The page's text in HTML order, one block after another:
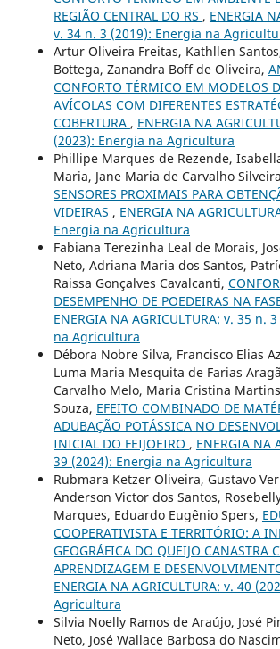
REGIÃO CENTRAL DO RS , ENERGIA
v. 34 n. 3 (2019): Energia na
Artur Oliveira Freitas, Kathllen
Bottega, Zanandra Boff de Oliveira,
CONFORTO TÉRMICO EM MODELOS
AVÍCOLAS COM DIFERENTES
COBERTURA , ENERGIA NA
(2023): Energia na Agricultura
Phillipe Marques de Rezende,
Maria, Jane Maria de Carvalho
SENSORES PROXIMAIS PARA
VIDEIRAS , ENERGIA NA
Energia na Agricultura
Fabiana Terezinha Leal de Morais,
Neto, Adriana Maria dos Santos,
Raissa Gonçalves Cavalcanti,
DESEMPENHO DE POEDEIRAS NA
ENERGIA NA AGRICULTURA: v. 35 n.
na Agricultura
Débora Nobre Silva, Francisco Elias
Luma Maria Mesquita de Farias
Carvalho Melo, Maria Cristina
Souza, EFEITO COMBINADO DE
ADUBAÇÃO POTÁSSICA NO
INICIAL DO FEIJOEIRO , ENERGIA NA
39 (2024): Energia na Agricultura
Rubmara Ketzer Oliveira, Gustavo
Anderson Victor dos Santos,
Marques, Eduardo Eugênio Spers,
COOPERATIVISTA E TERRITÓRIO: A
GEOGRÁFICA DO QUEIJO CANASTRA
APRENDIZAGEM E
ENERGIA NA AGRICULTURA: v. 40
Agricultura
Silvia Noelly Ramos de Araújo, José
Neto, José Wallace Barbosa do